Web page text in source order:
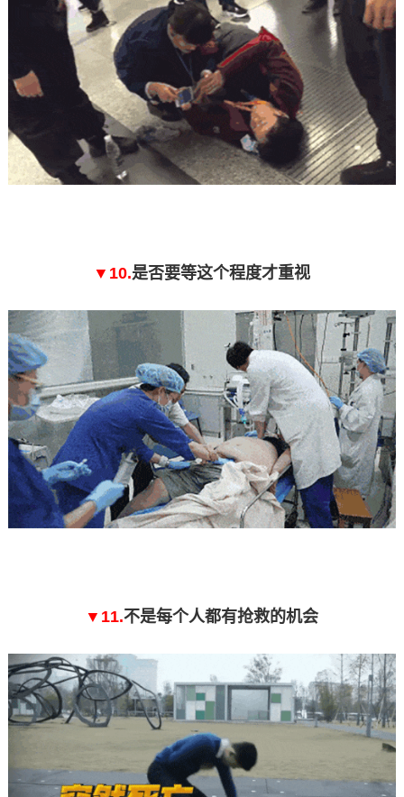
▼10.是否要等这个程度才重视
▼11.不是每个人都有抢救的机会